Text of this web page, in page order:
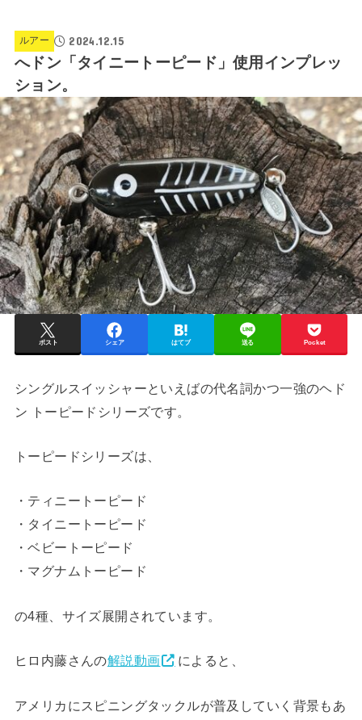
ルアー 2024.12.15
へドン「タイニートーピード」使用インプレッ
ション。
ポスト シェア はてブ 送る Pocket
シングルスイッシャーといえばの代名詞かつ一強のヘド
ン トーピードシリーズです。
トーピードシリーズは、
・ティニートーピード
・タイニートーピード
・ベビートーピード
・マグナムトーピード
の4種、サイズ展開されています。
ヒロ内藤さんの解説動画 によると、
アメリカにスピニングタックルが普及していく背景もあ